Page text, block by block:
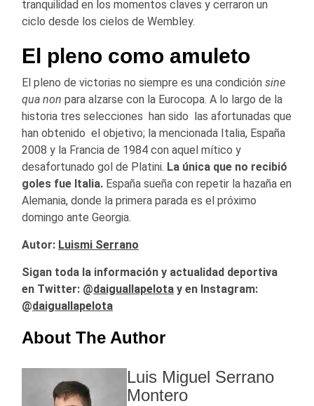
tranquilidad en los momentos claves y cerraron un
ciclo desde los cielos de Wembley.
El pleno como amuleto
El pleno de victorias no siempre es una condición sine
qua non para alzarse con la Eurocopa. A lo largo de la
historia tres selecciones han sido las afortunadas que
han obtenido el objetivo; la mencionada Italia, España
2008 y la Francia de 1984 con aquel mítico y
desafortunado gol de Platini. La única que no recibió
goles fue Italia. España sueña con repetir la hazaña en
Alemania, donde la primera parada es el próximo
domingo ante Georgia.
Autor: Luismi Serrano
Sigan toda la información y actualidad deportiva
en Twitter: @daiguallapelota y en Instagram:
@daiguallapelota
About The Author
Luis Miguel Serrano
Montero